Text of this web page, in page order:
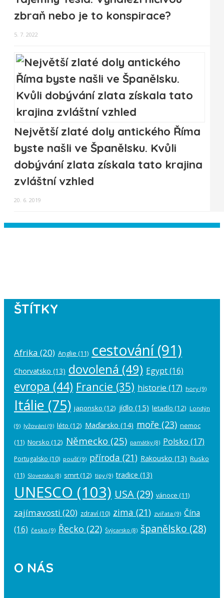
zbraň nebo je to konspirace?
5. 7. 2022
Největší zlaté doly antického Říma
byste našli ve Španělsku. Kvůli
dobývání zlata získala tato krajina
zvláštní vzhled
20. 6. 2019
ŠTÍTKY
Afrika (20) Anglie (11) cestování(91)
Chorvatsko (13) dovolená (49) Egypt(16)
evropa (44) Francie (35) historie (17) hory (9)
Itálie (75) japonsko (12) jídlo (15) letadlo (12) Londýn
(9) lyžování (9) léto (12) Maďarsko (14) moře (23) nemoc
(11) Norsko (12) Německo (25) památky(8) Polsko (17)
Portugalsko (10) poušť(9) příroda (21) Rakousko (13) Rusko
(11) Slovensko (8) smrt(12) tipy (9) tradice (13)
UNESCO (103) USA (29) vánoce (11)
zajímavosti (20) zdraví (10) zima (21) zvířata (9) Čína
(16) česko (9) Řecko (22) Švýcarsko (8) španělsko (28)
O NÁS